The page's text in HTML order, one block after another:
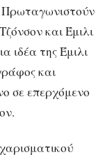
Πρωταγωνιστούν
και Έμιλι
ιδέα της Έμιλι
και
σε επερχόμενο